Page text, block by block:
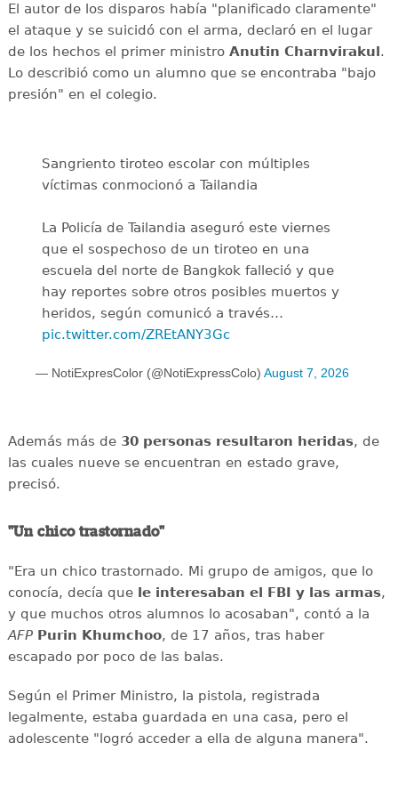
El autor de los disparos había "planificado claramente"
el ataque y se suicidó con el arma, declaró en el lugar
de los hechos el primer ministro Anutin Charnvirakul.
Lo describió como un alumno que se encontraba "bajo
presión" en el colegio.
Sangriento tiroteo escolar con múltiples
víctimas conmocionó a Tailandia
La Policía de Tailandia aseguró este viernes
que el sospechoso de un tiroteo en una
escuela del norte de Bangkok falleció y que
hay reportes sobre otros posibles muertos y
heridos, según comunicó a través…
pic.twitter.com/ZREtANY3Gc
— NotiExpresColor (@NotiExpressColo) August 7, 2026
Además más de 30 personas resultaron heridas, de
las cuales nueve se encuentran en estado grave,
precisó.
"Un chico trastornado"
"Era un chico trastornado. Mi grupo de amigos, que lo
conocía, decía que le interesaban el FBI y las armas,
y que muchos otros alumnos lo acosaban", contó a la
AFP Purin Khumchoo, de 17 años, tras haber
escapado por poco de las balas.
Según el Primer Ministro, la pistola, registrada
legalmente, estaba guardada en una casa, pero el
adolescente "logró acceder a ella de alguna manera".